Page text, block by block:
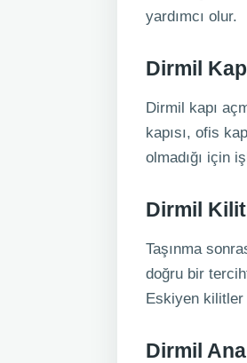
yardımcı olur.
Dirmil
Dirmil kapı
kapısı, ofis
olmadığı için
Dirmil
Taşınma
doğru bir
Eskiyen kilitler
Dirmil